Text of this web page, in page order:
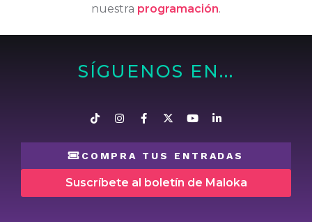
nuestra programación.
SÍGUENOS EN...
COMPRA TUS ENTRADAS
Suscríbete al boletín de Maloka